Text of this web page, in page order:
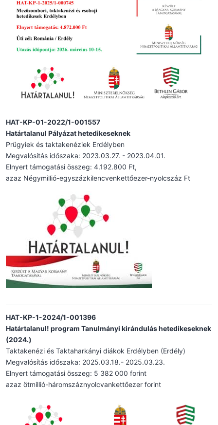
HAT-KP-01-2022/1-001557
Határtalanul Pályázat hetedikeseknek
Prügyiek és taktakenéziek Erdélyben
Megvalósítás időszaka: 2023.03.27. - 2023.04.01.
Elnyert támogatási összeg: 4.192.800 Ft,
azaz Négymillió-egyszázkilencvenkettőezer-nyolcszáz Ft
HAT-KP-1-2024/1-001396
Határtalanul! program Tanulmányi kirándulás hetedikeseknek
(2024.)
Taktakenézi és Taktaharkányi diákok Erdélyben (Erdély)
Megvalósítás időszaka: 2025.03.18.- 2025.03.23.
Elnyert támogatási összeg: 5 382 000 forint
azaz ötmillió-háromszáznyolcvankettőezer forint